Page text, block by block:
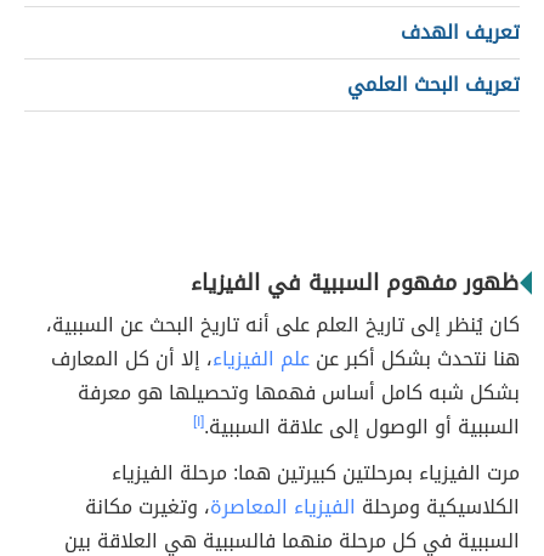
تعريف الهدف
تعريف البحث العلمي
ظهور مفهوم السببية في الفيزياء
كان يُنظر إلى تاريخ العلم على أنه تاريخ البحث عن السببية،
هنا نتحدث بشكل أكبر عنعلم الفيزياء، إلا أن كل المعارف
بشكل شبه كامل أساس فهمها وتحصيلها هو معرفة
السببية أو الوصول إلى علاقة السببية.[١]
مرت الفيزياء بمرحلتين كبيرتين هما: مرحلة الفيزياء
الكلاسيكية ومرحلة الفيزياء المعاصرة، وتغيرت مكانة
السببية في كل مرحلة منهما فالسببية هي العلاقة بين